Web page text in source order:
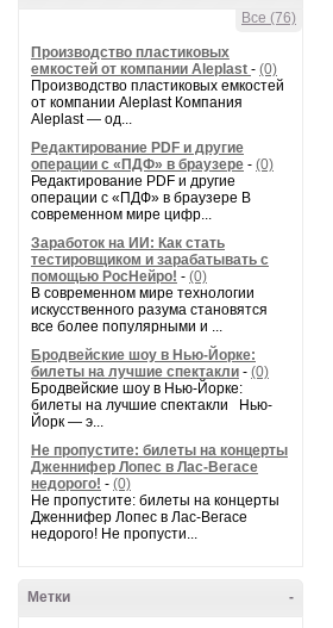
Все (76)
Производство пластиковых
емкостей от компании Aleplast - (0)
Производство пластиковых емкостей
от компании Aleplast Компания
Aleplast — од...
Редактирование PDF и другие
операции с «ПДФ» в браузере - (0)
Редактирование PDF и другие
операции с «ПДФ» в браузере В
современном мире цифр...
Заработок на ИИ: Как стать
тестировщиком и зарабатывать с
помощью РосНейро! - (0)
В современном мире технологии
искусственного разума становятся
все более популярными и ...
Бродвейские шоу в Нью-Йорке:
билеты на лучшие спектакли - (0)
Бродвейские шоу в Нью-Йорке:
билеты на лучшие спектакли Нью-
Йорк — э...
Не пропустите: билеты на концерты
Дженнифер Лопес в Лас-Вегасе
недорого! - (0)
Не пропустите: билеты на концерты
Дженнифер Лопес в Лас-Вегасе
недорого! Не пропусти...
-
Метки